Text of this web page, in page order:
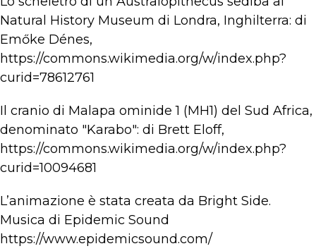
Natural History Museum di Londra, Inghilterra: di
Emőke Dénes,
https://commons.wikimedia.org/w/index.php?
curid=78612761
Il cranio di Malapa ominide 1 (MH1) del Sud Africa,
denominato "Karabo": di Brett Eloff,
https://commons.wikimedia.org/w/index.php?
curid=10094681
L’animazione è stata creata da Bright Side.
Musica di Epidemic Sound
https://www.epidemicsound.com/